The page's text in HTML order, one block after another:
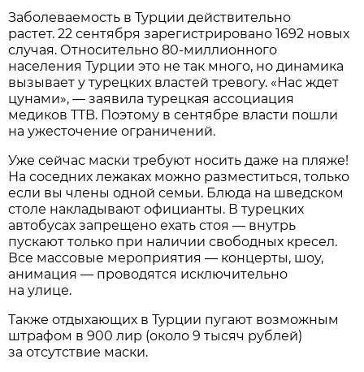
Заболеваемость в Турции действительно
растет. 22 сентября зарегистрировано 1692 новых
случая. Относительно 80-миллионного
населения Турции это не так много, но динамика
вызывает у турецких властей тревогу. «Нас ждет
цунами», — заявила турецкая ассоциация
медиков TTB. Поэтому в сентябре власти пошли
на ужесточение ограничений.
Уже сейчас маски требуют носить даже на пляже!
На соседних лежаках можно разместиться, только
если вы члены одной семьи. Блюда на шведском
столе накладывают официанты. В турецких
автобусах запрещено ехать стоя — внутрь
пускают только при наличии свободных кресел.
Все массовые мероприятия — концерты, шоу,
анимация — проводятся исключительно
на улице.
Также отдыхающих в Турции пугают возможным
штрафом в 900 лир (около 9 тысяч рублей)
за отсутствие маски.